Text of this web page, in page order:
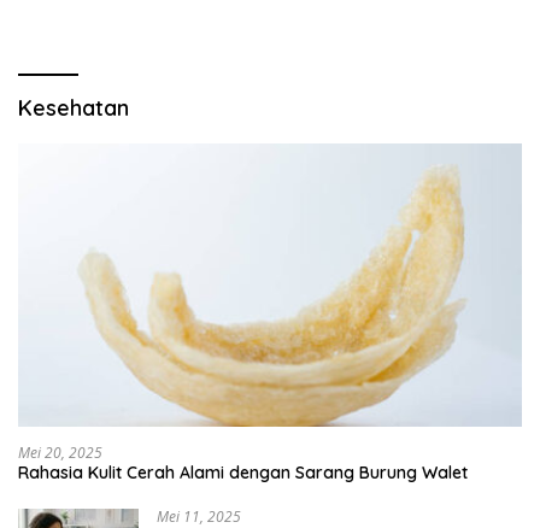
Kesehatan
Mei 20, 2025
Rahasia Kulit Cerah Alami dengan Sarang Burung Walet
Mei 11, 2025